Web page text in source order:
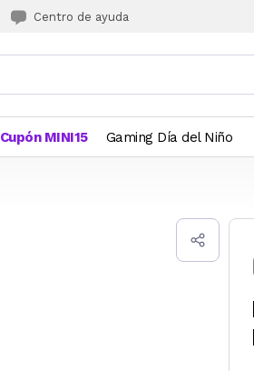
Centro de ayuda
Cupón MINI15 Gaming Día del Niño